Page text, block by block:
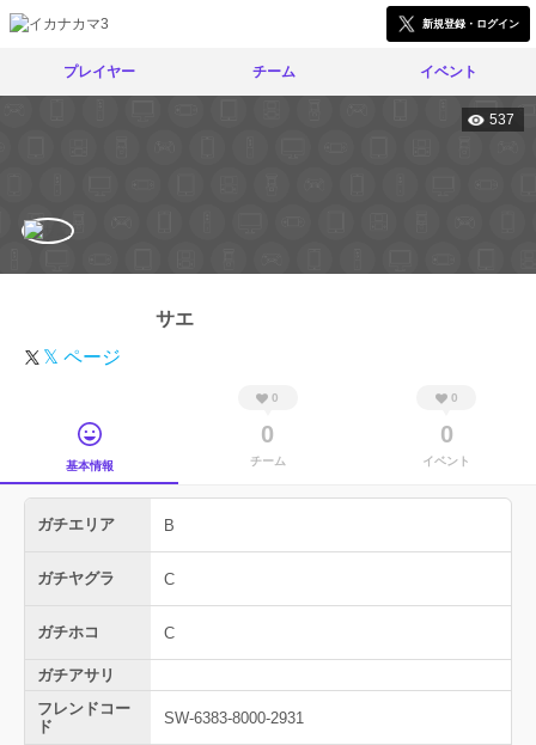
新規登録・ログイン
プレイヤー チーム イベント
537
サエ
𝕏 ページ
基本情報
0
0
チーム
0
0
イベント
ガチエリア B
ガチヤグラ C
ガチホコ C
ガチアサリ
フレンドコー
ド
SW-6383-8000-2931